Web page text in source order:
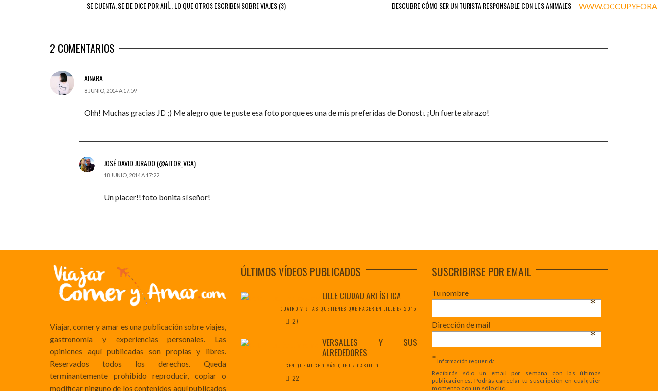
SE CUENTA, SE DE DICE POR AHÍ… LO QUE OTROS ESCRIBEN SOBRE VIAJES (3) DESCUBRE CÓMO SER UN TURISTA RESPONSABLE CON LOS ANIMALES
2 COMENTARIOS
AINARA
8 JUNIO, 2014 A 17:59
Ohh! Muchas gracias JD ;) Me alegro que te guste esa foto porque es una de mis preferidas de Donosti. ¡Un fuerte abrazo!
JOSÉ DAVID JURADO (@AITOR_VCA)
18 JUNIO, 2014 A 17:22
Un placer!! foto bonita sí señor!
Viajar, comer y amar es una publicación sobre viajes,
gastronomía y experiencias personales. Las
opiniones aquí publicadas son propias y libres.
Reservados todos los derechos. Queda
terminantemente prohibido reproducir, copiar o
modificar ninguno de los contenidos aquí publicados
ÚLTIMOS VÍDEOS PUBLICADOS
LILLE CIUDAD ARTÍSTICA
CUATRO VISITAS QUE TIENES QUE HACER EN LILLE EN 2015
27
VERSALLES Y SUS
ALREDEDORES
DICEN QUE MUCHO MÁS QUE UN CASTILLO
22
SUSCRIBIRSE POR EMAIL
Tu nombre
*
Dirección de mail
*
* Información requerida
Recibirás sólo un email por semana con las últimas
publicaciones. Podrás cancelar tu suscripción en cualquier
momento con un sólo clic.